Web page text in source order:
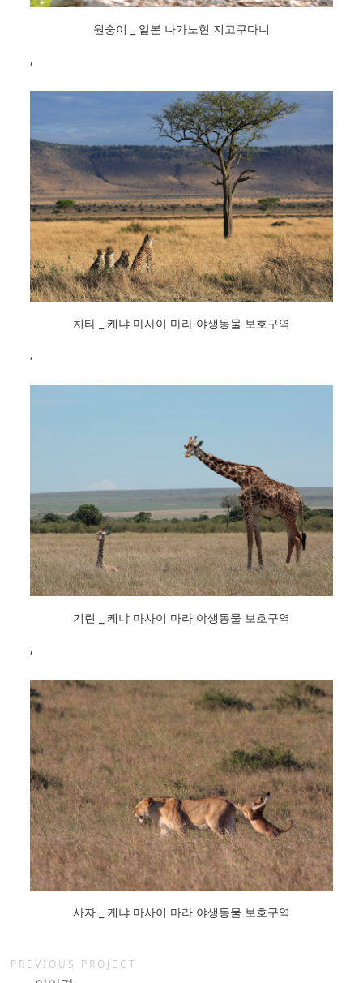
원숭이 _ 일본 나가노현 지고쿠다니
,
치타 _ 케냐 마사이 마라 야생동물 보호구역
,
기린 _ 케냐 마사이 마라 야생동물 보호구역
,
사자 _ 케냐 마사이 마라 야생동물 보호구역
PREVIOUS PROJECT